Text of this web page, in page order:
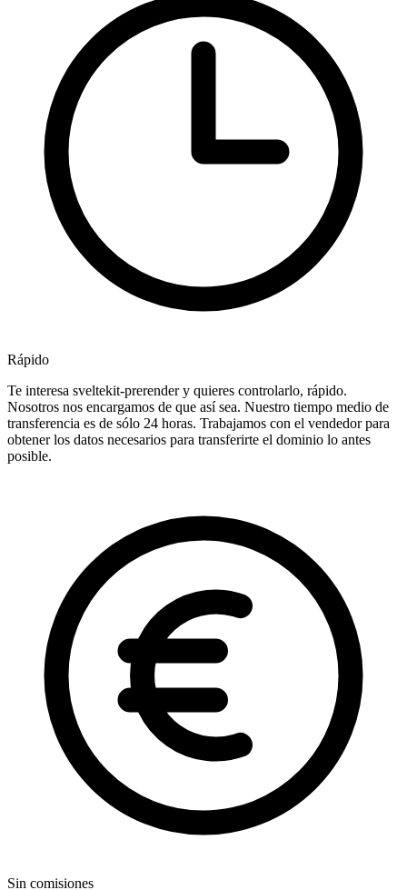
Rápido
Te interesa sveltekit-prerender y quieres controlarlo, rápido.
Nosotros nos encargamos de que así sea. Nuestro tiempo medio de
transferencia es de sólo 24 horas. Trabajamos con el vendedor para
obtener los datos necesarios para transferirte el dominio lo antes
posible.
Sin comisiones